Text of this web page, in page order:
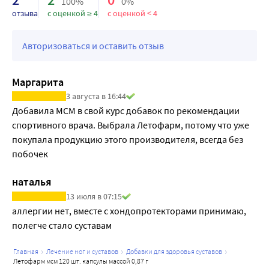
отзыва с оценкой ≥ 4 с оценкой < 4
Авторизоваться и оставить отзыв
Маргарита
3 августа в 16:44
Добавила МСМ в свой курс добавок по рекомендации
спортивного врача. Выбрала Летофарм, потому что уже
покупала продукцию этого производителя, всегда без
побочек
наталья
13 июля в 07:15
аллергии нет, вместе с хондопротекторами принимаю,
полегче стало суставам
главная лечение ног и суставов
добавки для здоровья суставов
летофарм мсм 120 шт. капсулы массой 0,87 г